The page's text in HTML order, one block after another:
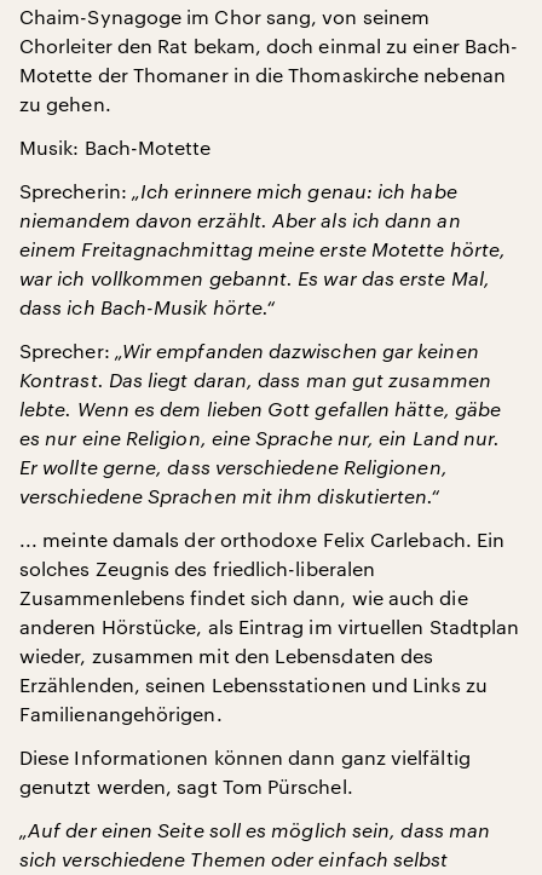
Chaim-Synagoge im Chor sang, von seinem
Chorleiter den Rat bekam, doch einmal zu einer Bach-
Motette der Thomaner in die Thomaskirche nebenan
zu gehen.
Musik: Bach-Motette
Sprecherin: „Ich erinnere mich genau: ich habe
niemandem davon erzählt. Aber als ich dann an
einem Freitagnachmittag meine erste Motette hörte,
war ich vollkommen gebannt. Es war das erste Mal,
dass ich Bach-Musik hörte.“
Sprecher: „Wir empfanden dazwischen gar keinen
Kontrast. Das liegt daran, dass man gut zusammen
lebte. Wenn es dem lieben Gott gefallen hätte, gäbe
es nur eine Religion, eine Sprache nur, ein Land nur.
Er wollte gerne, dass verschiedene Religionen,
verschiedene Sprachen mit ihm diskutierten.“
... meinte damals der orthodoxe Felix Carlebach. Ein
solches Zeugnis des friedlich-liberalen
Zusammenlebens findet sich dann, wie auch die
anderen Hörstücke, als Eintrag im virtuellen Stadtplan
wieder, zusammen mit den Lebensdaten des
Erzählenden, seinen Lebensstationen und Links zu
Familienangehörigen.
Diese Informationen können dann ganz vielfältig
genutzt werden, sagt Tom Pürschel.
„Auf der einen Seite soll es möglich sein, dass man
sich verschiedene Themen oder einfach selbst